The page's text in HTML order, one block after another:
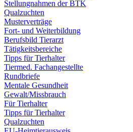
Stellungnahmen der BTK
Qualzuchten
Musterverträge
Fort- und Weiterbildung
Berufsbild Tierarzt
Tätigkeitsbereiche
Tipps für Tierhalter
Tiermed. Fachangestellte
Rundbriefe
Mentale Gesundheit
Gewalt/Missbrauch
Für Tierhalter
Tipps für Tierhalter
Qualzuchten